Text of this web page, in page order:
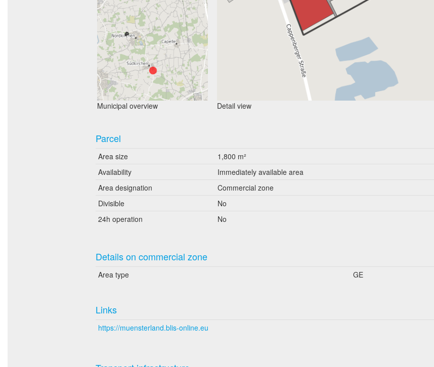
Municipal overview Detail view
Parcel
Area size
1,800 m²
Availability
Immediately available area
Area designation
Commercial zone
Divisible
No
24h operation
No
Details on commercial zone
Area type GE
Links
https://muensterland.blis-online.eu